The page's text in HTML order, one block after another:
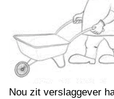
Nou zit verslaggever